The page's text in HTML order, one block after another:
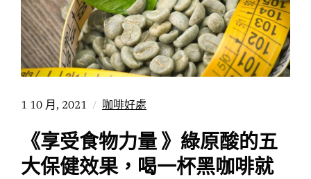
1 10 月, 2021 咖啡好處
《享受食物力量 》綠原酸的五
大保健效果，喝一杯黑咖啡就